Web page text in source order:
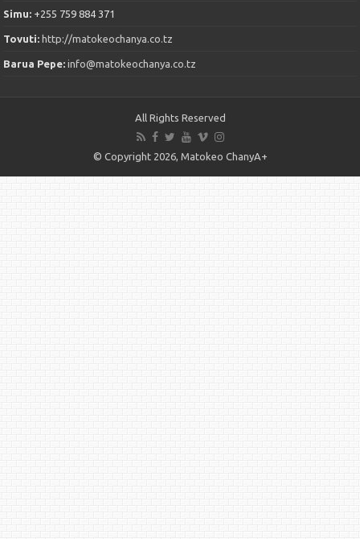
Simu: +255 759 884 371
Tovuti:http://matokeochanya.co.tz
Barua Pepe:info@matokeochanya.co.tz
All Rights Reserved
© Copyright 2026, Matokeo ChanyA+